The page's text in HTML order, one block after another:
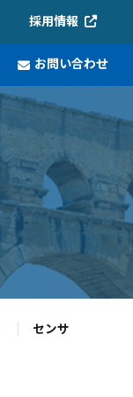
採用情報
お問い合わせ
センサ